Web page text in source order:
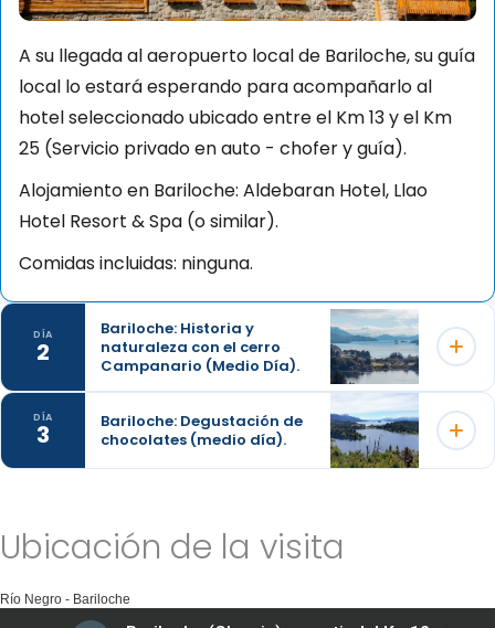
A su llegada al aeropuerto local de Bariloche, su guía
local lo estará esperando para acompañarlo al
hotel seleccionado ubicado entre el Km 13 y el Km
25 (Servicio privado en auto - chofer y guía).
Alojamiento en Bariloche: Aldebaran Hotel, Llao
Hotel Resort & Spa (o similar).
Comidas incluidas: ninguna.
DÍA
2
Bariloche: Historia y
naturaleza con el cerro
Campanario (Medio Día).
Su excursión recorre el circuito más clásico de San
Carlos de Bariloche de una forma activa y divertida.
zona, como el Cerro Campanario y el Hotel Llao-
Llao, el guía nos explicará cómo este pequeño
pueblo de montaña ha llegado a convertirse en una
DÍA
3
Bariloche: Degustación de
chocolates (medio día).
producto tradicional de Bariloche en una actividad
grupo. VanWynsberghe o "La Chocolaterie" le ofrece
Ubicación de la visita
Río Negro - Bariloche